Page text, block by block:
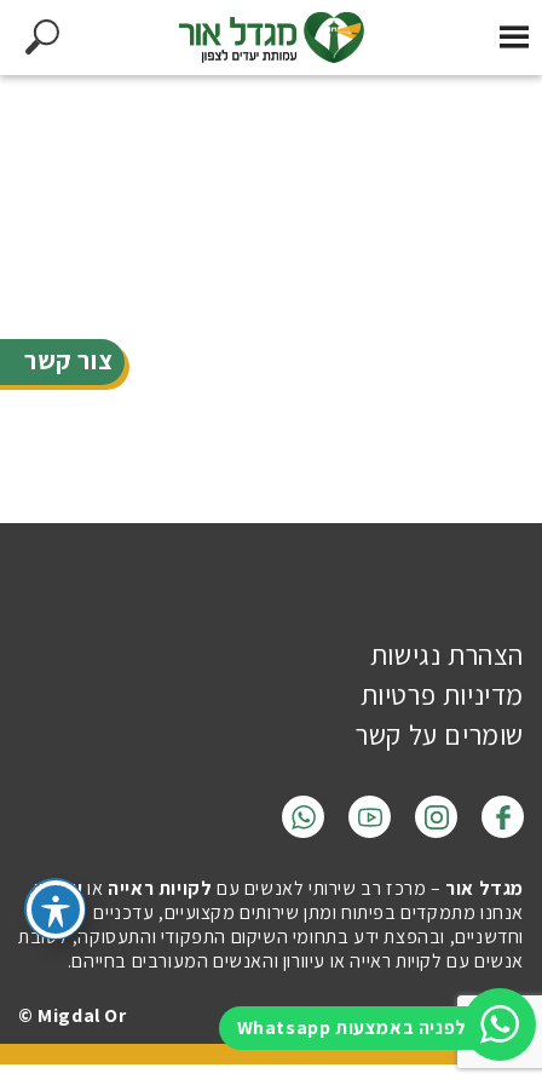
צור קשר
לפניה באמצעות Whatsapp
הצהרת נגישות
מדיניות פרטיות
שומרים על קשר
מגדל אור – מרכז רב שירותי לאנשים עם לקויות ראייה אועיוורון.
אנחנו מתמקדים בפיתוח ומתן שירותים מקצועיים, עדכניים
וחדשניים, ובהפצת ידע בתחומי השיקום התפקודי והתעסוקה, לטובת
אנשים עם לקויות ראייה או עיוורון והאנשים המעורבים בחייהם.
Imaginet
Migdal Or ©